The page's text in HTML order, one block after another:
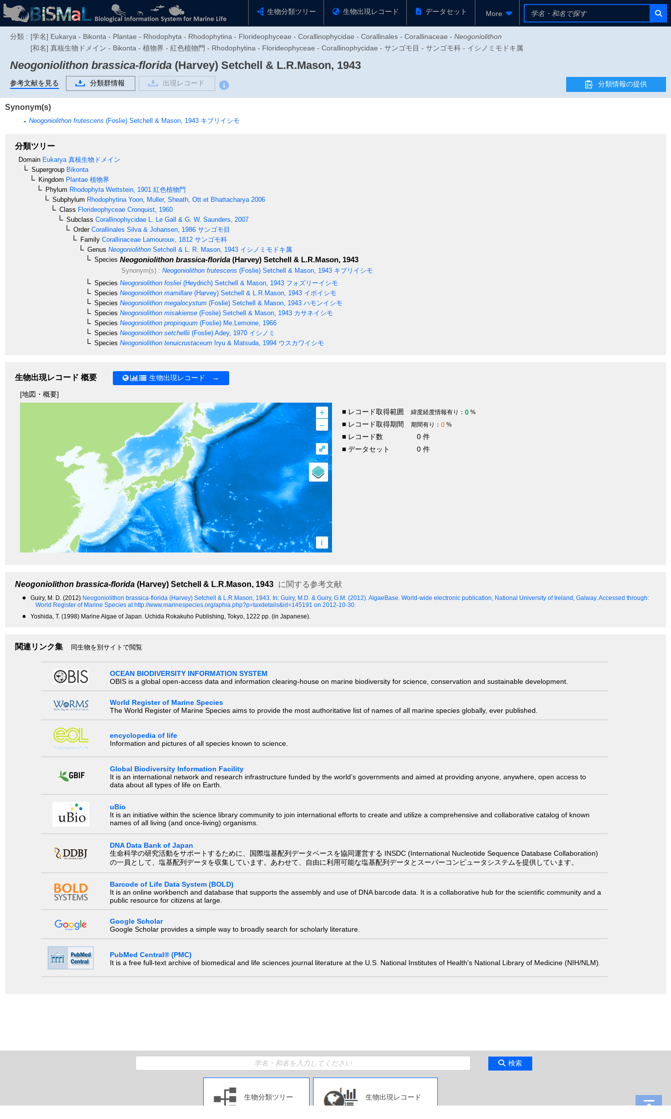
生物分類ツリー 生物出現レコード データセット More
分類 : [学名] Eukarya - Bikonta - Plantae - Rhodophyta - Rhodophytina - Florideophyceae - Corallinophycidae - Corallinales - Corallinaceae - Neogoniolithon
[和名] 真核生物ドメイン - Bikonta - 植物界 - 紅色植物門 - Rhodophytina - Florideophyceae - Corallinophycidae - サンゴモ目 - サンゴモ科 - イシノミモドキ属
Neogoniolithon brassica-florida (Harvey) Setchell & L.R.Mason, 1943
参考文献を見る 分類群情報 出現レコード 分類情報の提供
Synonym(s)
Neogoniolithon frutescens (Foslie) Setchell & Mason, 1943 キブリイシモ
分類ツリー
Domain Eukarya 真核生物ドメイン
Supergroup Bikonta
Kingdom Plantae 植物界
Phylum Rhodophyta Wettstein, 1901 紅色植物門
Subphylum Rhodophytina Yoon, Muller, Sheath, Ott et Bhattacharya 2006
Class Florideophyceae Cronquist, 1960
Subclass Corallinophycidae L. Le Gall & G. W. Saunders, 2007
OrderCorallinales Silva & Johansen, 1986 サンゴモ目
Family Corallinaceae Lamouroux, 1812 サンゴモ科
Genus Neogoniolithon Setchell & L. R. Mason, 1943 イシノミモドキ属
Species Neogoniolithon brassica-florida (Harvey) Setchell & L.R.Mason, 1943
Synonym(s) : Neogoniolithon frutescens (Foslie) Setchell & Mason, 1943キブリイシモ
Species Neogoniolithon fosliei (Heydrich) Setchell & Mason, 1943 フォズリーイシモ
Species Neogoniolithon mamillare (Harvey) Setchell & L.R.Mason, 1943 イボイシモ
Species Neogoniolithon megalocystum (Foslie) Setchell & Mason, 1943 ハモンイシモ
Species Neogoniolithon misakiense (Foslie) Setchell & Mason, 1943 カサネイシモ
Species Neogoniolithon propinquum (Foslie) Me.Lemoine, 1966
Species Neogoniolithon setchellii (Foslie) Adey, 1970 イシノミ
Species Neogoniolithon tenuicrustaceum Iryu & Matsuda, 1994 ウスカワイシモ
生物出現レコード 概要 生物出現レコード →
[地図・概要]
+
–
i
⤢
■ レコード取得範囲 緯度経度情報有り： 0 %
■ レコード取得期間 期間有り： 0 %
■ レコード数
0 件
■ データセット
0 件
Neogoniolithon brassica-florida (Harvey) Setchell & L.R.Mason, 1943 に関する参考文献
● Guiry, M. D. (2012) Neogoniolithon brassica-florida (Harvey) Setchell & L.R.Mason, 1943. In: Guiry, M.D. & Guiry, G.M. (2012). AlgaeBase. World-wide electronic publication, National University of Ireland, Galway. Accessed through:
World Register of Marine Species at http://www.marinespecies.org/aphia.php?p=taxdetails&id=145191 on 2012-10-30.
● Yoshida, T. (1998) Marine Algae of Japan. Uchida Rokakuho Publishing, Tokyo, 1222 pp. (in Japanese).
関連リンク集 同生物を別サイトで閲覧
OCEAN BIODIVERSITY INFORMATION SYSTEM
OBIS is a global open-access data and information clearing-house on marine biodiversity for science, conservation and sustainable development.
World Register of Marine Species
The World Register of Marine Species aims to provide the most authoritative list of names of all marine species globally, ever published.
encyclopedia of life
Information and pictures of all species known to science.
Global Biodiversity Information Facility
It is an international network and research infrastructure funded by the world’s governments and aimed at providing anyone, anywhere, open access to
data about all types of life on Earth.
uBio
It is an initiative within the science library community to join international efforts to create and utilize a comprehensive and collaborative catalog of known
names of all living (and once-living) organisms.
DNA Data Bank of Japan
生命科学の研究活動をサポートするために、国際塩基配列データベースを協同運営する INSDC (International Nucleotide Sequence Database Collaboration)
の一員として、塩基配列データを収集しています。あわせて、自由に利用可能な塩基配列データとスーパーコンピュータシステムを提供しています。
Barcode of Life Data System (BOLD)
It is an online workbench and database that supports the assembly and use of DNA barcode data. It is a collaborative hub for the scientific community and a
public resource for citizens at large.
Google Scholar
Google Scholar provides a simple way to broadly search for scholarly literature.
PubMed Central® (PMC)
It is a free full-text archive of biomedical and life sciences journal literature at the U.S. National Institutes of Health's National Library of Medicine (NIH/NLM).
検索
生物分類ツリー 生物出現レコード